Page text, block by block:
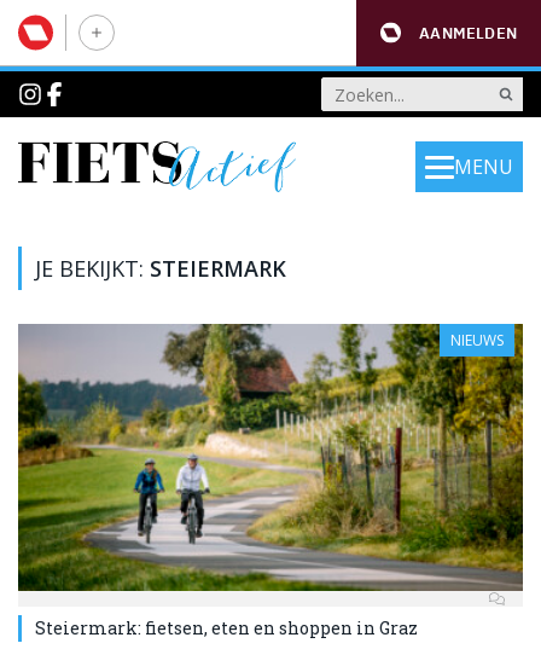
AANMELDEN
MENU
JE BEKIJKT: STEIERMARK
NIEUWS
Steiermark: fietsen, eten en shoppen in Graz